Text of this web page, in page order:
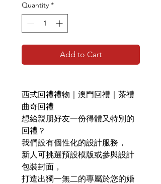
Quantity *
Add to Cart
西式回禮禮物｜澳門回禮｜茶禮
曲奇回禮
想給親朋好友一份得體又特別的
回禮？
我們設有個性化的設計服務，
新人可挑選預設模版或參與設計
包裝封面，
打造出獨一無二的專屬於您的婚